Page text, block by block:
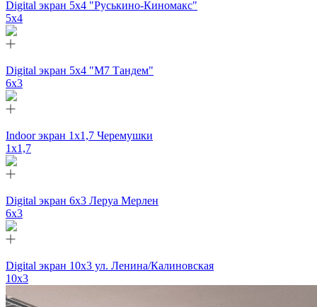
Digital экран 5х4 "Руськино-Киномакс"
5х4
Digital экран 5х4 "М7 Тандем"
6х3
Indoor экран 1х1,7 Черемушки
1x1,7
Digital экран 6х3 Леруа Мерлен
6х3
Digital экран 10х3 ул. Ленина/Калиновская
10х3